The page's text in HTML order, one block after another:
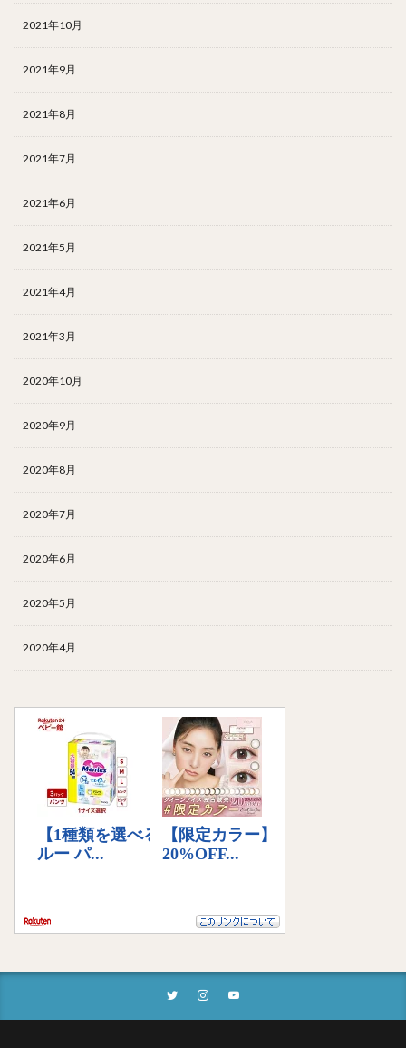
2021年10月
2021年9月
2021年8月
2021年7月
2021年6月
2021年5月
2021年4月
2021年3月
2020年10月
2020年9月
2020年8月
2020年7月
2020年6月
2020年5月
2020年4月